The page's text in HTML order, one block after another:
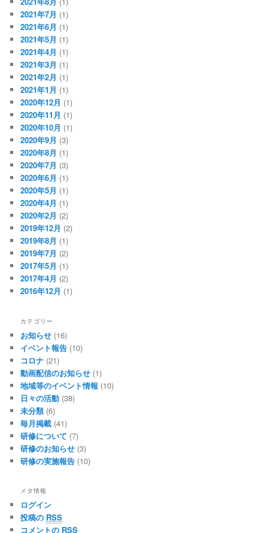
2021年7月 (1)
2021年6月 (1)
2021年5月 (1)
2021年4月 (1)
2021年3月 (1)
2021年2月 (1)
2021年1月 (1)
2020年12月 (1)
2020年11月 (1)
2020年10月 (1)
2020年9月 (3)
2020年8月 (1)
2020年7月 (3)
2020年6月 (1)
2020年5月 (1)
2020年4月 (1)
2020年2月 (2)
2019年12月 (2)
2019年8月 (1)
2019年7月 (2)
2017年5月 (1)
2017年4月 (2)
2016年12月 (1)
カテゴリー
お知らせ (16)
イベント報告 (10)
コロナ (21)
動画配信のお知らせ (1)
地域等のイベント情報 (10)
日々の活動 (38)
未分類(6)
毎月掲載 (41)
研修について (7)
研修のお知らせ (3)
研修の実施報告 (10)
メタ情報
ログイン
投稿の RSS
コメントの RSS